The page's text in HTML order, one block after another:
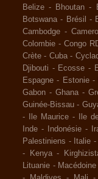
Belize - Bhoutan -
Botswana - Brésil -
Cambodge -
Colombie - Congo
Crète - Cuba -
Djibouti - Ecosse -
Espagne - Estonie -
Gabon - Ghana -
Guinée-Bissau -
-
Ile Maurice - Ile
Inde - Indonésie -
Palestiniens - Italie -
-
Kenya -
Lituanie -